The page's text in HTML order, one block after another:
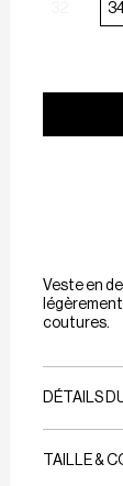
Veste en
coutures.
DÉTAILS
TAILLE &